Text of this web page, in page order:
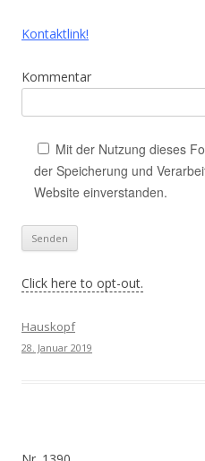
Kontaktlink!
Kommentar
Mit der Nutzung dieses
der Speicherung und
Website einverstanden.
Click here to opt-out.
Hauskopf
28. Januar 2019